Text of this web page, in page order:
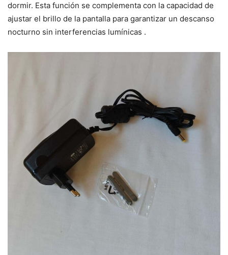
dormir. Esta función se complementa con la capacidad de
ajustar el brillo de la pantalla para garantizar un descanso
nocturno sin interferencias lumínicas .